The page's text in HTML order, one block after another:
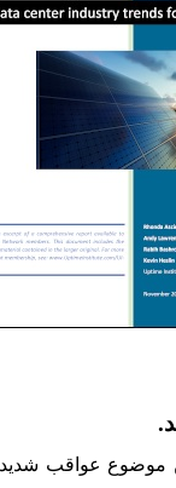
عواقب شدیدی